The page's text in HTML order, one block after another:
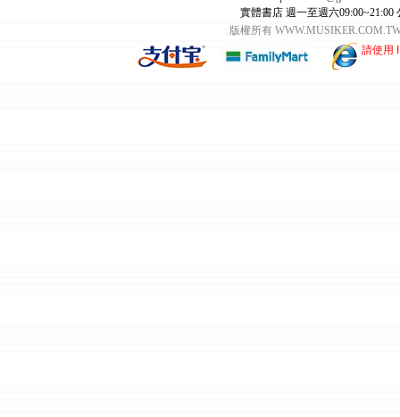
實體書店 週一至週六09:00~21:00
版權所有
請使用